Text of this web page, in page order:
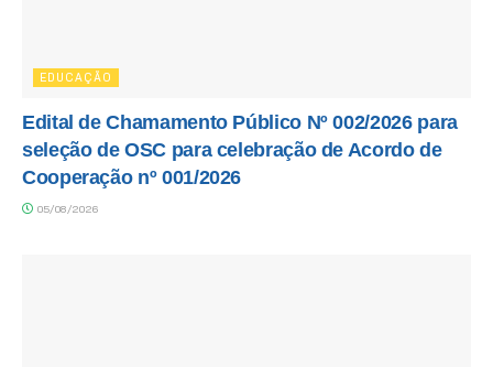
EDUCAÇÃO
Edital de Chamamento Público Nº 002/2026 para
seleção de OSC para celebração de Acordo de
Cooperação nº 001/2026
05/08/2026